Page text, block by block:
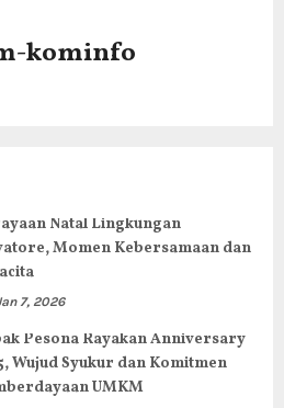
kominfo
Natal Lingkungan
Momen Kebersamaan dan
7, 2026
Pesona Rayakan Anniversary
Wujud Syukur dan Komitmen
UMKM